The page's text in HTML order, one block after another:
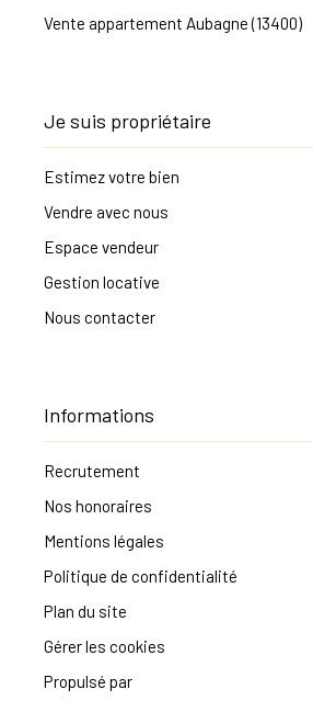
Vente appartement Aubagne (13400)
Je suis propriétaire
Estimez votre bien
Vendre avec nous
Espace vendeur
Gestion locative
Nous contacter
Informations
Recrutement
Nos honoraires
Mentions légales
Politique de confidentialité
Plan du site
Gérer les cookies
Propulsé par